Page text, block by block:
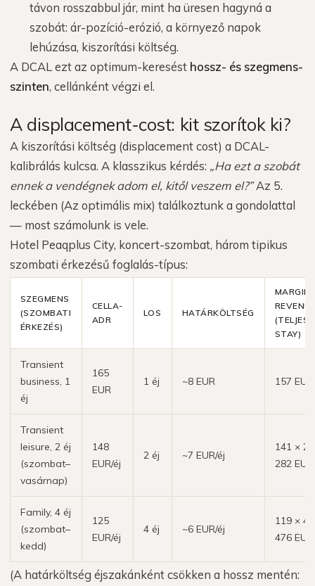
távon rosszabbul jár, mint ha üresen hagyná a
szobát: ár-pozíció-erózió, a környező napok
lehúzása, kiszorítási költség.
A DCAL ezt az optimum-keresést hossz- és szegmens-
szinten, cellánként végzi el.
A displacement-cost: kit szorítok ki?
A kiszorítási költség (displacement cost) a DCAL-
kalibrálás kulcsa. A klasszikus kérdés: „Ha ezt a szobát
ennek a vendégnek adom el, kitől veszem el?”Az 5.
leckében (Az optimális mix) találkoztunk a gondolattal
— most számolunk is vele.
Hotel Peaqplus City, koncert-szombat, három tipikus
szombati érkezésű foglalás-típus:
SZEGMENS
(SZOMBATI
ÉRKEZÉS)
CELLA-
ADR
LOS HATÁRKÖLTSÉG
(TELJES
STAY)
Transient
business, 1
éj
165
EUR
1 éj ~8 EUR 157 EUR
Transient
leisure, 2 éj
(szombat–
vasárnap)
148
EUR/éj
2 éj ~7 EUR/éj
141 × 2
282 EUR
Family, 4 éj
(szombat–
kedd)
125
EUR/éj
4 éj ~6 EUR/éj
119 × 4
476 EUR
(A határköltség éjszakánként csökken a hossz mentén: